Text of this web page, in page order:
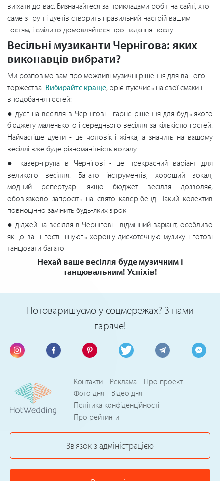
виїхати до вас. Визначайтеся за прикладами робіт на сайті, хто
саме з груп і дуетів створить правильний настрій вашим
гостям, і сміливо домовляйтеся про надання послуг.
Весільні музиканти Чернігова: яких
виконавців вибрати?
Ми розповімо вам про можливі музичні рішення для вашого
торжества. Вибирайте краще, орієнтуючись на свої смаки і
вподобання гостей:
● дует на весілля в Чернігові - гарне рішення для будь-якого
бюджету маленького і середнього весілля за кількістю гостей.
Найчастіше дуети - це чоловік і жінка, а значить на вашому
весіллі вже буде різноманітність вокалу.
● кавер-група в Чернігові - це прекрасний варіант для
великого весілля. Багато інструментів, хороший вокал,
модний репертуар: якщо бюджет весілля дозволяє,
обов'язково запросіть на свято кавер-бенд. Такий колектив
повноцінно замінить будь-яких зірок
● діджей на весілля в Чернігові - відмінний варіант, особливо
якщо ваші гості цінують хорошу дискотечную музику і готові
танцювати багато
Нехай ваше весілля буде музичним і
танцювальним! Успіхів!
Потоваришуємо у соцмережах? З нами
гаряче!
Контакти Реклама
Про проект
Фото дня
Відео дня
Політика конфіденційності
Про рейтинги
Зв'язок з адміністрацією